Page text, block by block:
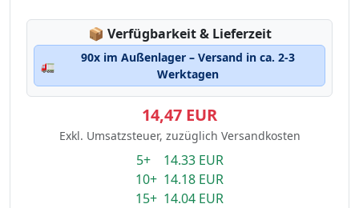
📦 Lagerstatus:
Verfügbarkeit & Lieferzeit
🚛
90x im Außenlager – Versand in ca. 2-3
Werktagen
14,47 EUR
Exkl. Umsatzsteuer, zuzüglich Versandkosten
5+ 14.33 EUR
10+ 14.18 EUR
15+ 14.04 EUR